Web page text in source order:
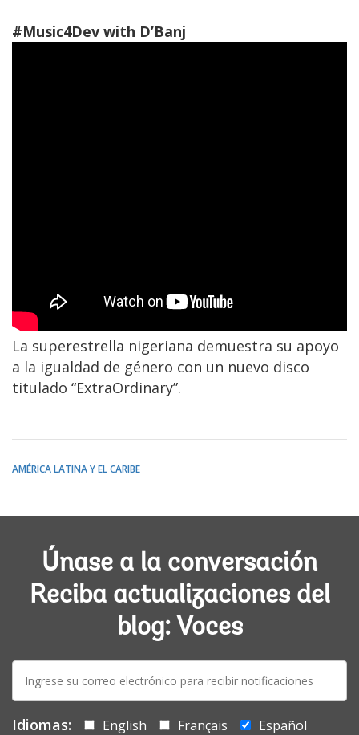
#Music4Dev with D’Banj
La superestrella nigeriana demuestra su apoyo
a la igualdad de género con un nuevo disco
titulado “ExtraOrdinary”.
AMÉRICA LATINA Y EL CARIBE
Únase a la conversación
Reciba actualizaciones del
blog: Voces
E-
mail:
Idiomas: English Français
Español